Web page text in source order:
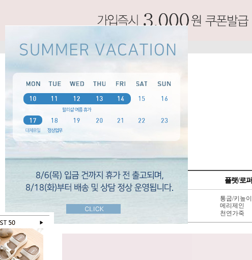
SPECIAL 펌프스 플랫/로퍼
BEST 50
SALE
통굽/키높이
메리제인
천연가죽